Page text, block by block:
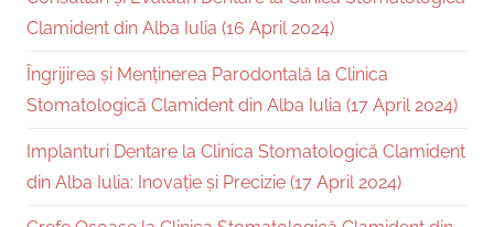
Clamident din Alba Iulia (16 April 2024)
Îngrijirea și Menținerea Parodontală la Clinica
Stomatologică Clamident din Alba Iulia (17 April 2024)
Implanturi Dentare la Clinica Stomatologică Clamident
din Alba Iulia: Inovație și Precizie (17 April 2024)